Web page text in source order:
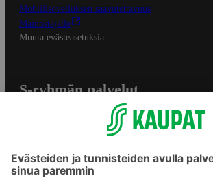
Mobiilisovelluksen saavutettavuus
Mainostajalle
Muuta evästeasetuksia
S-ryhmän palvelut
Yhteishyvä Ruoka -sovellus
S-ostoslista -sovellus